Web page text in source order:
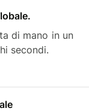
di mano in un
secondi.